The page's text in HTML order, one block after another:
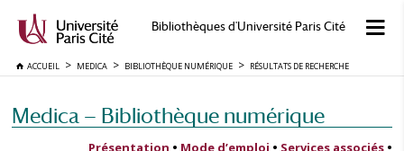
Bibliothèques d'Université Paris Cité
ACCUEIL MEDICA BIBLIOTHÈQUE NUMÉRIQUE RÉSULTATS DE RECHERCHE
Medica — Bibliothèque numérique
Présentation • Mode d’emploi • Services associés •